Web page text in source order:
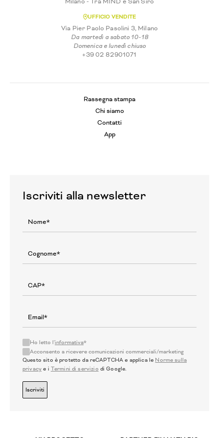
UFFICIO VENDITE
Via Pier Paolo Pasolini 3, Milano
Da martedì a sabato 10-18
Domenica e lunedì chiuso
+39 02 82901071
Rassegna stampa
Chi siamo
Contatti
App
Iscriviti alla newsletter
Ho letto l'informativa*
Acconsento a ricevere comunicazioni commerciali/marketing
Questo sito è protetto da reCAPTCHA e applica le Norme sulla
privacy e i Termini di servizio di Google.
Iscriviti